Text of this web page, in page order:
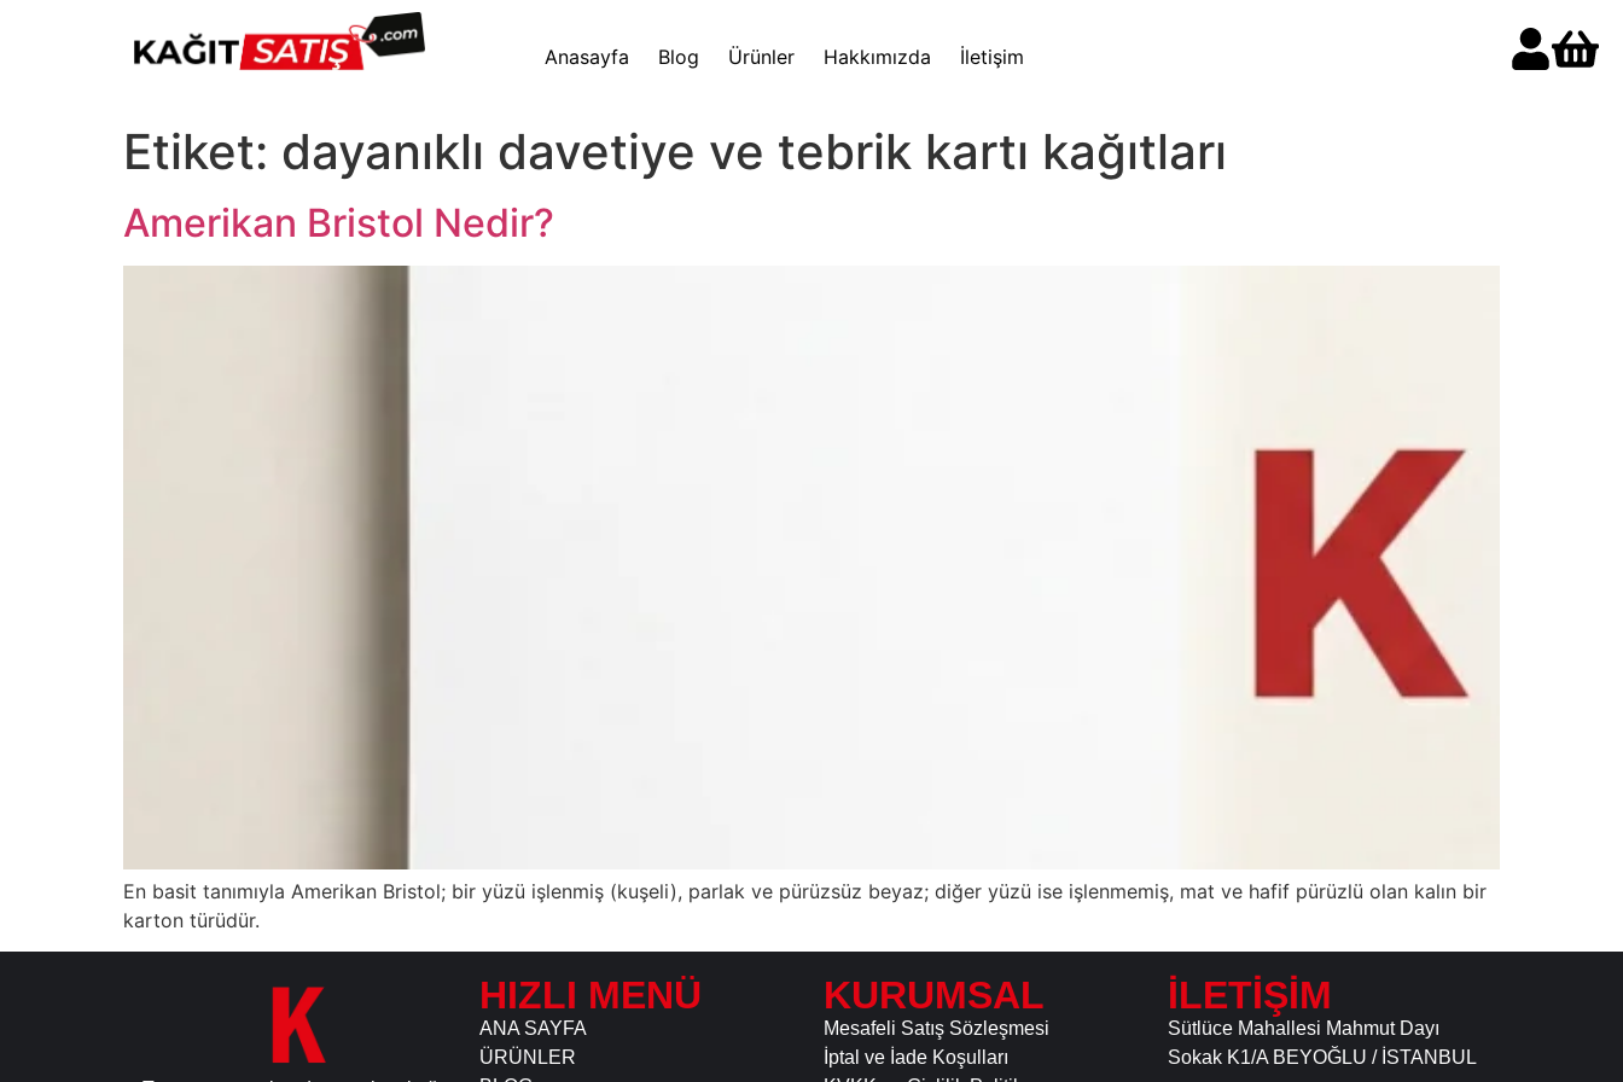
Anasayfa Blog Ürünler Hakkımızda İletişim
Etiket: dayanıklı davetiye ve tebrik kartı kağıtları
Amerikan Bristol Nedir?
En basit tanımıyla Amerikan Bristol; bir yüzü işlenmiş (kuşeli), parlak ve pürüzsüz beyaz; diğer yüzü ise işlenmemiş, mat ve hafif pürüzlü olan kalın bir
karton türüdür.
HIZLI MENÜ
ANA SAYFA
ÜRÜNLER
KURUMSAL
Mesafeli Satış Sözleşmesi
İptal ve İade Koşulları
İLETİŞİM
Sütlüce Mahallesi Mahmut Dayı
Sokak K1/A BEYOĞLU / İSTANBUL